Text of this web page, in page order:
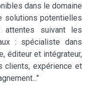
dans le domaine
solutions potentielles
attentes suivant les
: spécialiste dans
éditeur et intégrateur,
clients, expérience et